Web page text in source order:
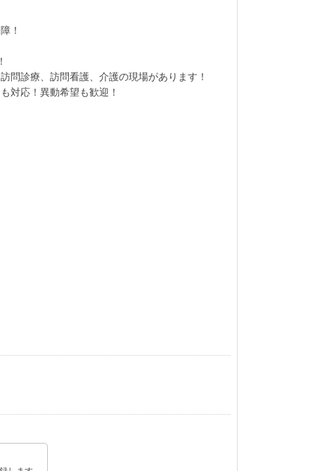
！
問診療、訪問看護、介護の現場があります！
対応！異動希望も歓迎！